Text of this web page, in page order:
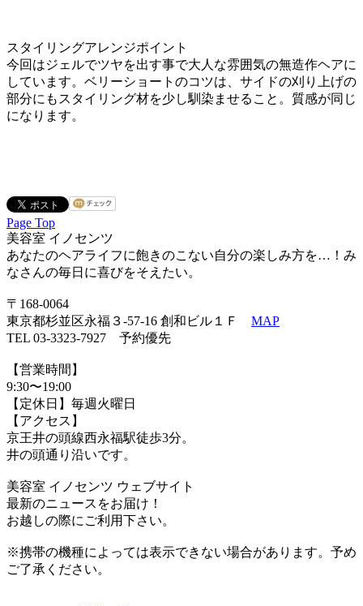
スタイリングアレンジポイント
今回はジェルでツヤを出す事で大人な雰囲気の無造作ヘアに
しています。ベリーショートのコツは、サイドの刈り上げの
部分にもスタイリング材を少し馴染ませること。質感が同じ
になります。
Page Top
美容室 イノセンツ
あなたのヘアライフに飽きのこない自分の楽しみ方を…！み
なさんの毎日に喜びをそえたい。
〒168-0064
東京都杉並区永福３-57-16 創和ビル１Ｆ MAP
TEL 03-3323-7927 予約優先
【営業時間】
9:30〜19:00
【定休日】毎週火曜日
【アクセス】
京王井の頭線西永福駅徒歩3分。
井の頭通り沿いです。
美容室 イノセンツ ウェブサイト
最新のニュースをお届け！
お越しの際にご利用下さい。
※携帯の機種によっては表示できない場合があります。予め
ご了承ください。